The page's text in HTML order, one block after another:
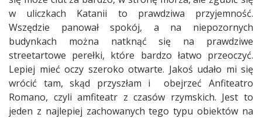
w uliczkach Katanii to prawdziwa przyjemność.
Wszędzie panował spokój, a na niepozornych
budynkach można natknąć się na prawdziwe
streetartowe perełki, które bardzo łatwo przeoczyć.
Lepiej mieć oczy szeroko otwarte. Jakoś udało mi się
wrócić tam, skąd przyszłam i
obejrzeć Anfiteatro
Romano, czyli amfiteatr z czasów rzymskich. Jest to
jeden z najlepiej zachowanych tego typu obiektów na